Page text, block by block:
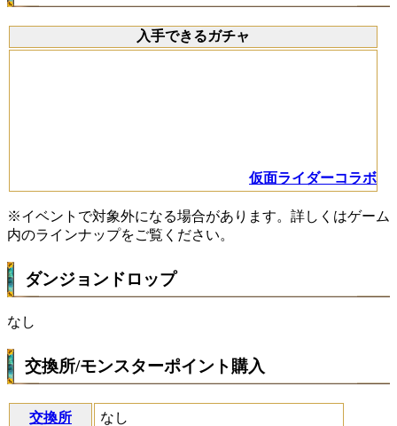
入手できるガチャ
仮面ライダーコラボ
※イベントで対象外になる場合があります。詳しくはゲーム
内のラインナップをご覧ください。
ダンジョンドロップ
なし
交換所/モンスターポイント購入
交換所 なし